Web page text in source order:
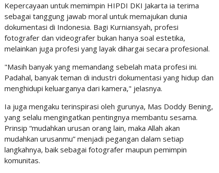
Kepercayaan untuk memimpin HIPDI DKI Jakarta ia terima
sebagai tanggung jawab moral untuk memajukan dunia
dokumentasi di Indonesia. Bagi Kurniansyah, profesi
fotografer dan videografer bukan hanya soal estetika,
melainkan juga profesi yang layak dihargai secara profesional.
"Masih banyak yang memandang sebelah mata profesi ini.
Padahal, banyak teman di industri dokumentasi yang hidup dan
menghidupi keluarganya dari kamera," jelasnya.
Ia juga mengaku terinspirasi oleh gurunya, Mas Doddy Bening,
yang selalu mengingatkan pentingnya membantu sesama.
Prinsip “mudahkan urusan orang lain, maka Allah akan
mudahkan urusanmu” menjadi pegangan dalam setiap
langkahnya, baik sebagai fotografer maupun pemimpin
komunitas.